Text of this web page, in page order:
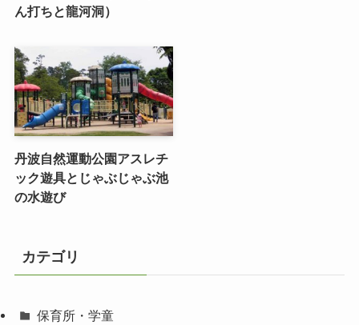
ん打ちと龍河洞）
丹波自然運動公園アスレチ
ック遊具とじゃぶじゃぶ池
の水遊び
カテゴリ
保育所・学童